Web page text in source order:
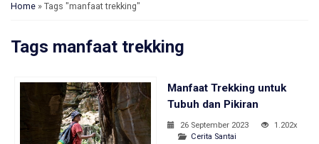
Home » Tags "manfaat trekking"
Tags manfaat trekking
Manfaat Trekking untuk
Tubuh dan Pikiran
26 September 2023
1.202x
Cerita Santai